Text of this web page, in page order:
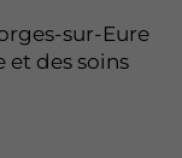
sur-Eure
et des soins